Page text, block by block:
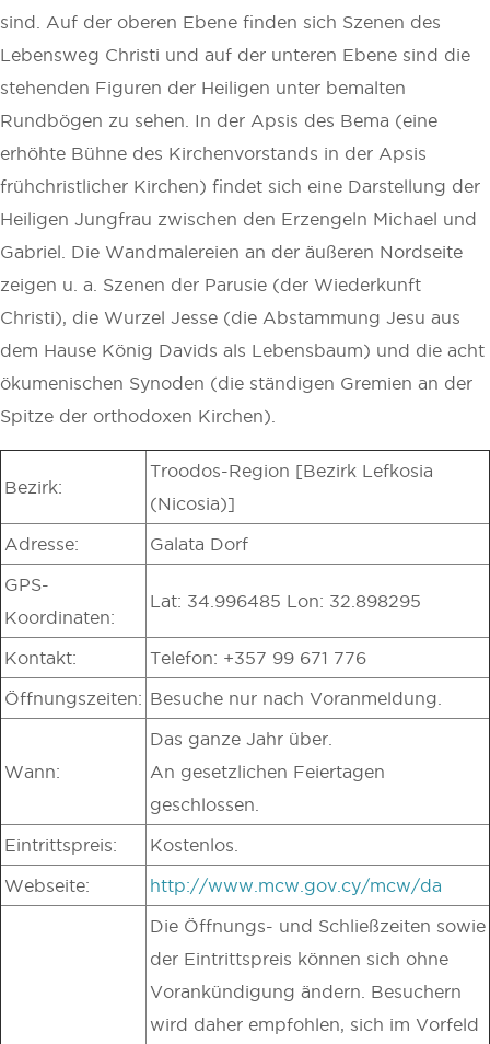
sind. Auf der oberen Ebene finden sich Szenen des
Lebensweg Christi und auf der unteren Ebene sind die
stehenden Figuren der Heiligen unter bemalten
Rundbögen zu sehen. In der Apsis des Bema (eine
erhöhte Bühne des Kirchenvorstands in der Apsis
frühchristlicher Kirchen) findet sich eine Darstellung der
Heiligen Jungfrau zwischen den Erzengeln Michael und
Gabriel. Die Wandmalereien an der äußeren Nordseite
zeigen u. a. Szenen der Parusie (der Wiederkunft
Christi), die Wurzel Jesse (die Abstammung Jesu aus
dem Hause König Davids als Lebensbaum) und die acht
ökumenischen Synoden (die ständigen Gremien an der
Spitze der orthodoxen Kirchen).
Bezirk:
Troodos-Region [Bezirk Lefkosia
(Nicosia)]
Adresse: Galata Dorf
GPS-
Koordinaten:
Lat: 34.996485 Lon: 32.898295
Kontakt: Telefon: +357 99 671 776
Öffnungszeiten: Besuche nur nach Voranmeldung.
Wann:
Das ganze Jahr über.
An gesetzlichen Feiertagen
geschlossen.
Eintrittspreis: Kostenlos.
Webseite: http://www.mcw.gov.cy/mcw/da
Die Öffnungs- und Schließzeiten sowie
der Eintrittspreis können sich ohne
Vorankündigung ändern. Besuchern
wird daher empfohlen, sich im Vorfeld